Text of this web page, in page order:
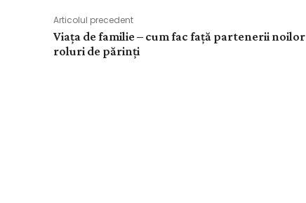
Articolul precedent
Viața de familie – cum fac față partenerii noilor
roluri de părinți